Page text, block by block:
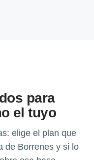
para
el tuyo
elige el plan que
de Borrenes y si lo